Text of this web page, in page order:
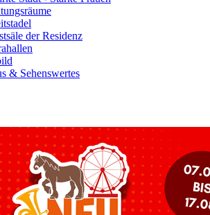
der Residenz
& Sehenswertes